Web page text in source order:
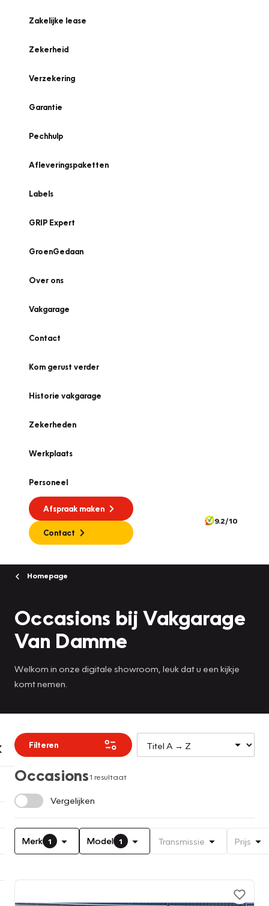
Zakelijke lease
Zekerheid
Verzekering
Garantie
Pechhulp
Afleveringspaketten
Labels
GRIP Expert
GroenGedaan
Over ons
Vakgarage
Contact
Kom gerust verder
Historie vakgarage
Zekerheden
Werkplaats
Personeel
Afspraak maken
Contact
9.2/10
Homepage
Occasions bij Vakgarage
Van Damme
Welkom in onze digitale showroom, leuk dat u een kijkje
komt nemen.
Filteren
Occasions1 resultaat
Vergelijken
Merk 1 Model 1 Transmissie Prijs